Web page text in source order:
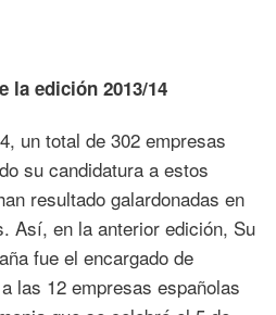
la edición 2013/14
un total de 302 empresas
su candidatura a estos
resultado galardonadas en
Así, en la anterior edición, Su
fue el encargado de
las 12 empresas españolas